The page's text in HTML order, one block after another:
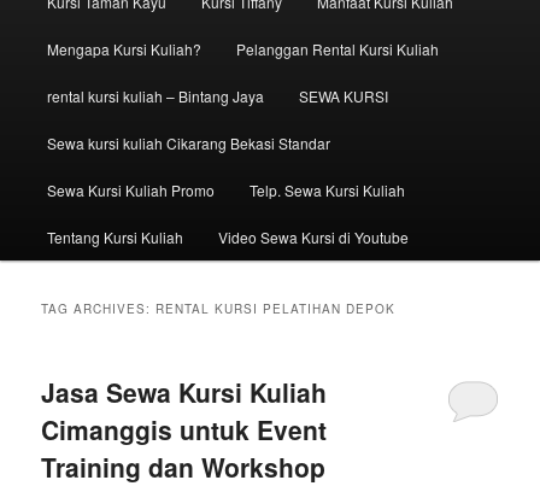
Mengapa Kursi Kuliah? Pelanggan Rental Kursi Kuliah
rental kursi kuliah – Bintang Jaya SEWA KURSI
Sewa kursi kuliah Cikarang Bekasi Standar
Sewa Kursi Kuliah Promo Telp. Sewa Kursi Kuliah
Tentang Kursi Kuliah Video Sewa Kursi di Youtube
TAG ARCHIVES: RENTAL KURSI PELATIHAN DEPOK
Jasa Sewa Kursi Kuliah
Cimanggis untuk Event
Training dan Workshop